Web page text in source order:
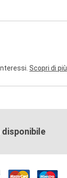
Scopri di più
disponibile